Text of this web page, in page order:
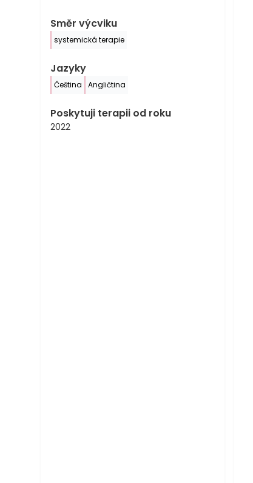
Směr výcviku
systemická terapie
Jazyky
Čeština Angličtina
Poskytuji terapii od roku
2022